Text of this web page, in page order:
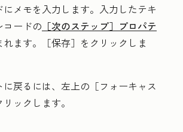
にメモを入力します。入力したテキ
コードの ［次のステップ］ プロパテ
ます。 ［保存］ をクリックしま
に戻るには、左上の ［フォーキャス
リックします。